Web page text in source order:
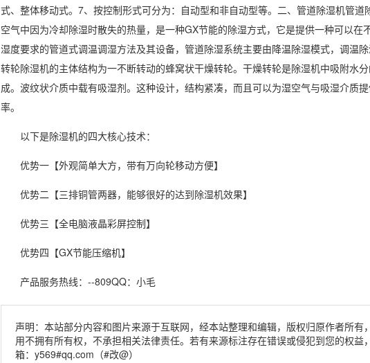
式、整体移动式。7、按控制形式可分为：自动型和非自动型等。二、 管道除湿机管道
空气中因为冷却除湿时散失的热量，是一种GX节能的除湿方式，它是提供一种可以
湿度要求的管道式调温调湿方法及其设备，管道除湿系统主要由降温除湿模式，调温
转轮除湿机的主体结构为一不断转动的蜂窝状干燥转轮。干燥转轮是除湿机中吸附水
成。波纹状介质中载有吸湿剂。这种设计，结构紧凑，而且可以为湿空气与吸湿介质
率。
以下是除湿机的四大核心技术：
优势一【外观简单大方，带有万向轮移动方便】
优势二【三排铜管两器，能够很好的达到除湿机效果】
优势三【全电脑液晶彩屏控制】
优势四【GX节能压缩机】
产品服务热线：--809QQ：小毛
声明：本站部分内容和图片来源于互联网，经本站整理和编辑，版权归原作者所
用不拥有所有权，不承担相关法律责任。若有来源标注存在错误或侵犯到您的权
箱：y569#qq.com（#改@）